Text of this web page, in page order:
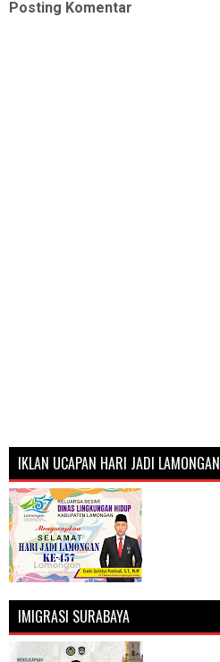
Posting Komentar
IKLAN UCAPAN HARI JADI LAMONGAN
IMIGRASI SURABAYA